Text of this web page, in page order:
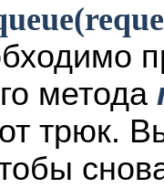
метода
трюк.